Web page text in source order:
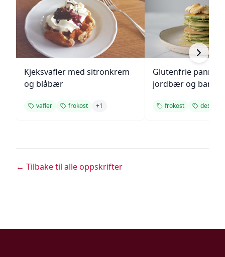
Kjeksvafler med sitronkrem
og blåbær
vafler frokost +1
Glutenfrie
jordbær og banan
frokost dessert
← Tilbake til alle oppskrifter